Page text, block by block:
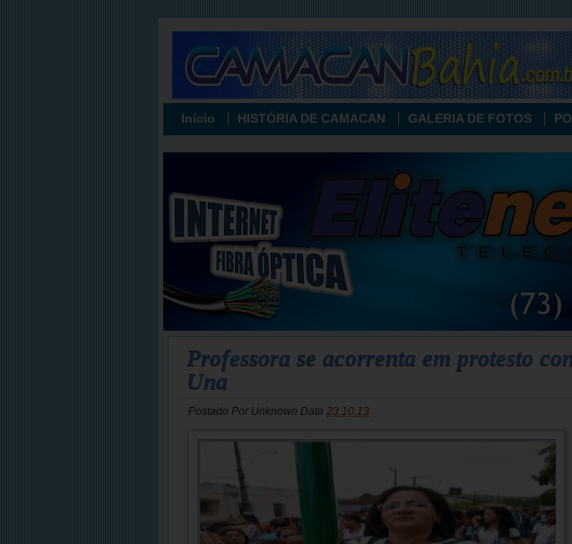
Início HISTÓRIA DE CAMACAN GALERIA DE FOTOS
Professora se acorrenta em protesto
Una
Postado Por Unknown Data 23.10.13